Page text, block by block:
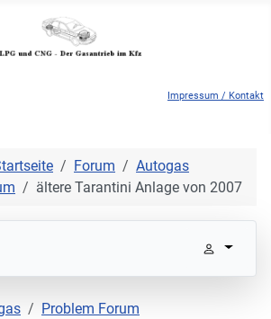
Impressum / Kontakt
Forum
Autogas
ältere Tarantini Anlage von 2007
Problem Forum